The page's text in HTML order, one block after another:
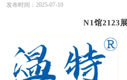
发布时间： 2025-07-10
N1馆2123